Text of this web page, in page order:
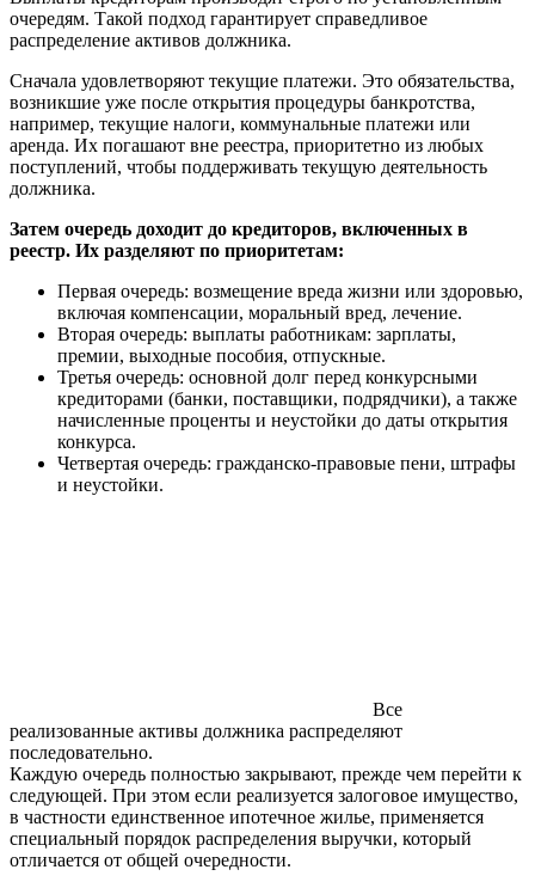
очередям. Такой подход гарантирует справедливое
распределение активов должника.
Сначала удовлетворяют текущие платежи. Это обязательства,
возникшие уже после открытия процедуры банкротства,
например, текущие налоги, коммунальные платежи или
аренда. Их погашают вне реестра, приоритетно из любых
поступлений, чтобы поддерживать текущую деятельность
должника.
Затем очередь доходит до кредиторов, включенных в
реестр. Их разделяют по приоритетам:
Первая очередь: возмещение вреда жизни или здоровью,
включая компенсации, моральный вред, лечение.
Вторая очередь: выплаты работникам: зарплаты,
премии, выходные пособия, отпускные.
Третья очередь: основной долг перед конкурсными
кредиторами (банки, поставщики, подрядчики), а также
начисленные проценты и неустойки до даты открытия
конкурса.
Четвертая очередь: гражданско-правовые пени, штрафы
и неустойки.
Все
реализованные активы должника распределяют
последовательно.
Каждую очередь полностью закрывают, прежде чем перейти к
следующей. При этом если реализуется залоговое имущество,
в частности единственное ипотечное жилье, применяется
специальный порядок распределения выручки, который
отличается от общей очередности.